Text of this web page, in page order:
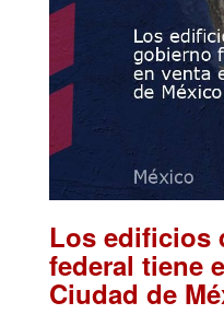
Los edificios
federal tiene
Ciudad de